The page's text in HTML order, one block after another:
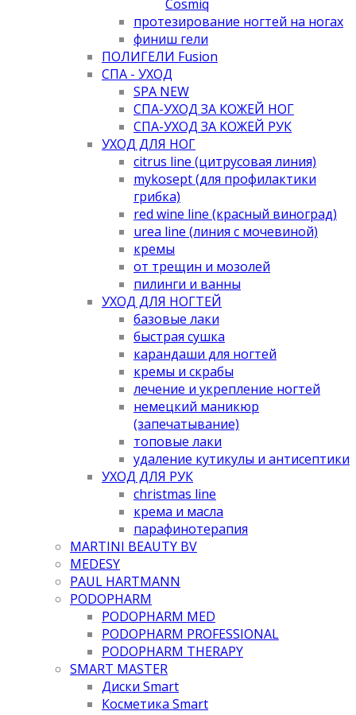
Cosmiq
протезирование ногтей на ногах
финиш гели
ПОЛИГЕЛИ Fusion
СПА - УХОД
SPA NEW
СПА-УХОД ЗА КОЖЕЙ НОГ
СПА-УХОД ЗА КОЖЕЙ РУК
УХОД ДЛЯ НОГ
citrus line (цитрусовая линия)
mykosept (для профилактики
грибка)
red wine line (красный виноград)
urea line (линия с мочевиной)
кремы
от трещин и мозолей
пилинги и ванны
УХОД ДЛЯ НОГТЕЙ
базовые лаки
быстрая сушка
карандаши для ногтей
кремы и скрабы
лечение и укрепление ногтей
немецкий маникюр
(запечатывание)
топовые лаки
удаление кутикулы и антисептики
УХОД ДЛЯ РУК
christmas line
крема и масла
парафинотерапия
MARTINI BEAUTY BV
MEDESY
PAUL HARTMANN
PODOPHARM
PODOPHARM MED
PODOPHARM PROFESSIONAL
PODOPHARM THERAPY
SMART MASTER
Диски Smart
Косметика Smart